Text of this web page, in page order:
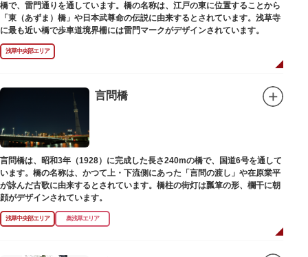
橋で、雷門通りを通しています。橋の名称は、江戸の東に位置することから
「東（あずま）橋」や日本武尊命の伝説に由来するとされています。浅草寺
に最も近い橋で歩車道境界柵には雷門マークがデザインされています。
浅草中央部エリア
言問橋
言問橋は、昭和3年（1928）に完成した長さ240mの橋で、国道6号を通して
います。橋の名称は、かつて上・下流側にあった「言問の渡し」や在原業平
が詠んだ古歌に由来するとされています。橋柱の街灯は瓢箪の形、欄干に朝
顔がデザインされています。
浅草中央部エリア 奥浅草エリア